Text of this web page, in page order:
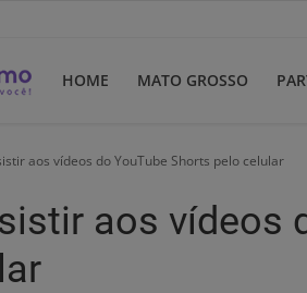
HOME MATO GROSSO
aos vídeos do YouTube Shorts pelo celular
aos vídeos